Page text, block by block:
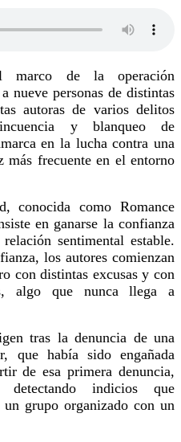
de la operación
nueve personas de distintas
autoras de varios delitos
y blanqueo de
en la lucha contra una
más frecuente en el entorno
conocida como Romance
en ganarse la confianza
sentimental estable.
los autores comienzan
con distintas excusas y con
algo que nunca llega a
tras la denuncia de una
que había sido engañada
de esa primera denuncia,
detectando indicios que
grupo organizado con un